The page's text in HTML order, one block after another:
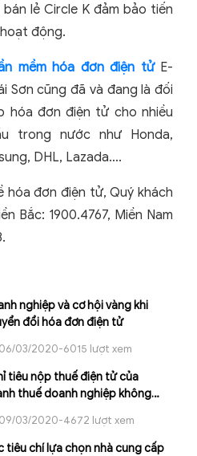
lẻ Circle K đảm bảo tiến
động.
mềm hóa đơn điện tửE-
Sơn cũng đã và đang là đối
hóa đơn điện tử cho nhiều
trong nước như Honda,
DHL, Lazada….
hóa đơn điện tử, Quý khách
Bắc: 1900.4767, Miền Nam
nghiệp và cơ hội vàng khi
đổi hóa đơn điện tử
06/03/2020-6015 lượt xem
tiêu nộp thuế điện tử của
thuế doanh nghiệp không
09/03/2020-4672 lượt xem
tiêu chí lựa chọn nhà cung cấp